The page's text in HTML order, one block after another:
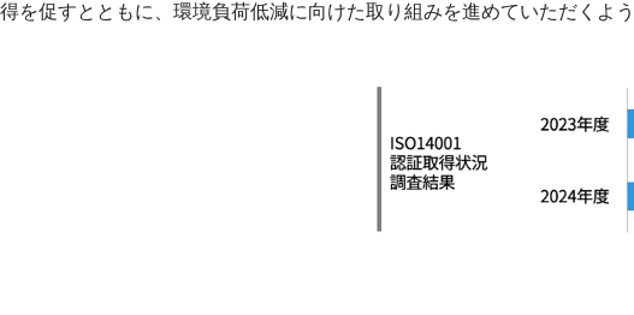
得を促すとともに、環境負荷低減に向けた取り組みを進めていただくよ